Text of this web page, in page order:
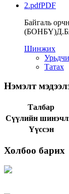
2.pdfPDF
Байгаль
Шинжих
Татах
Нэмэлт
Талбар
Сүүлийн
Үүссэн
Холбоо барих